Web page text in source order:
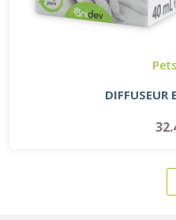
DIFFUSEUR